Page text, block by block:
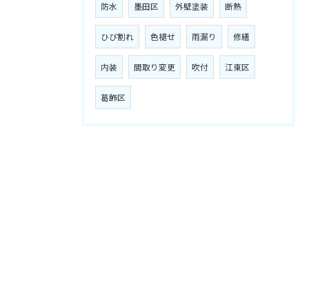
防水 墨田区 外壁塗装 断熱
ひび割れ 色褪せ 雨漏り 修繕
内装 間取り変更 吹付 江東区
葛飾区